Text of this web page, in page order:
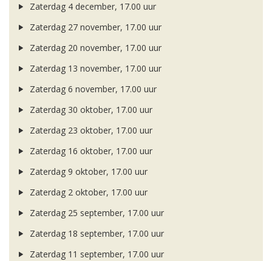
Zaterdag 4 december, 17.00 uur
Zaterdag 27 november, 17.00 uur
Zaterdag 20 november, 17.00 uur
Zaterdag 13 november, 17.00 uur
Zaterdag 6 november, 17.00 uur
Zaterdag 30 oktober, 17.00 uur
Zaterdag 23 oktober, 17.00 uur
Zaterdag 16 oktober, 17.00 uur
Zaterdag 9 oktober, 17.00 uur
Zaterdag 2 oktober, 17.00 uur
Zaterdag 25 september, 17.00 uur
Zaterdag 18 september, 17.00 uur
Zaterdag 11 september, 17.00 uur